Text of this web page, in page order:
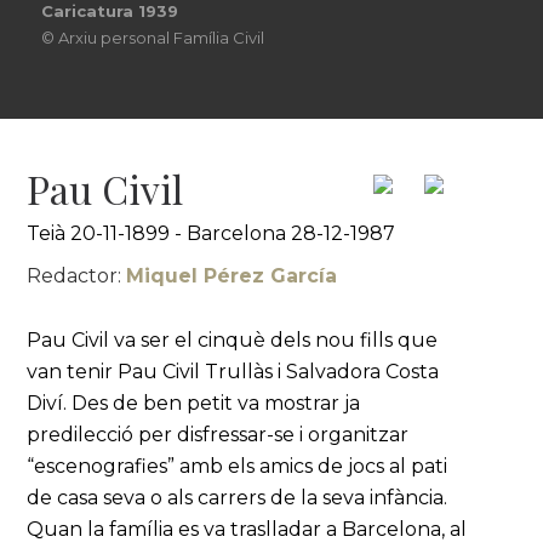
Caricatura 1939
© Arxiu personal Família Civil
Pau Civil
Teià 20-11-1899 - Barcelona 28-12-1987
Redactor: Miquel Pérez García
Pau Civil va ser el cinquè dels nou fills que
van tenir Pau Civil Trullàs i Salvadora Costa
Diví. Des de ben petit va mostrar ja
predilecció per disfressar-se i organitzar
“escenografies” amb els amics de jocs al pati
de casa seva o als carrers de la seva infància.
Quan la família es va traslladar a Barcelona, al